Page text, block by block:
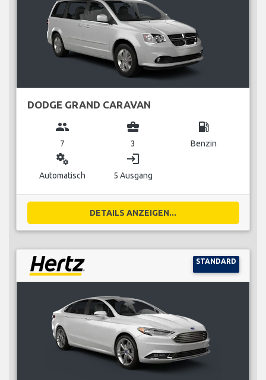
DODGE GRAND CARAVAN
group
7
business_center
3
local_gas_station
Benzin
miscellaneous_services
Automatisch
login
5 Ausgang
DETAILS ANZEIGEN...
STANDARD